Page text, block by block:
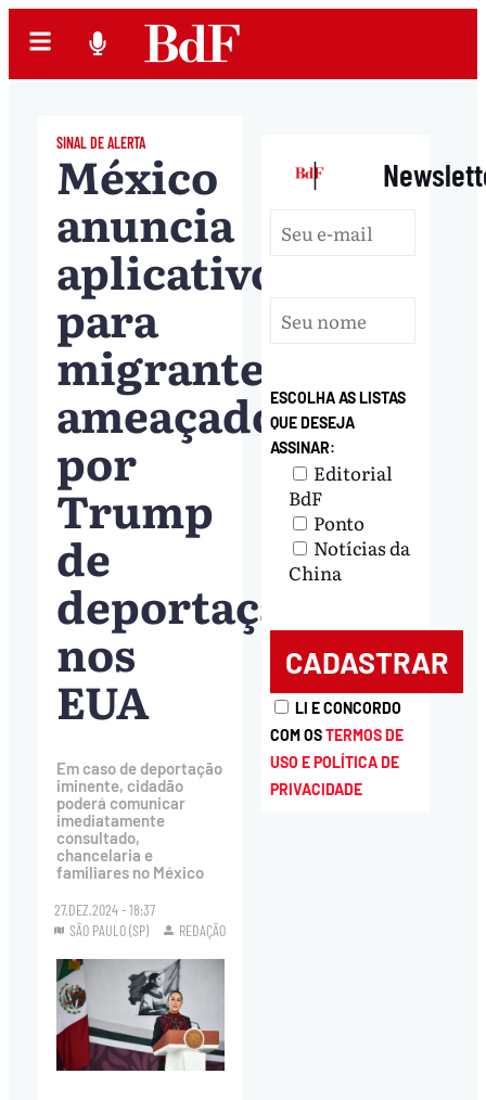
SINAL DE ALERTA
México
anuncia
aplicativo
para
migrantes
ameaçados
por
Trump
de
deportação
nos
EUA
Em caso de deportação
iminente, cidadão
poderá comunicar
imediatamente
consultado,
chancelaria e
familiares no México
27.DEZ.2024 - 18:37
SÃO PAULO (SP)
REDAÇÃO
|
ESCOLHA AS LISTAS
QUE DESEJA
ASSINAR:
Editorial
BdF
Ponto
Notícias da
China
LI E CONCORDO
COM OSTERMOS DE
USO E POLÍTICA DE
PRIVACIDADE